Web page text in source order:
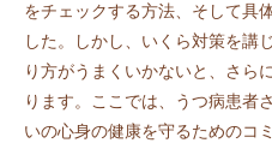
をチェックする方法、そして具
した。しかし、いくら対策を講
り方がうまくいかないと、さら
ります。ここでは、うつ病患者
いの心身の健康を守るためのコ